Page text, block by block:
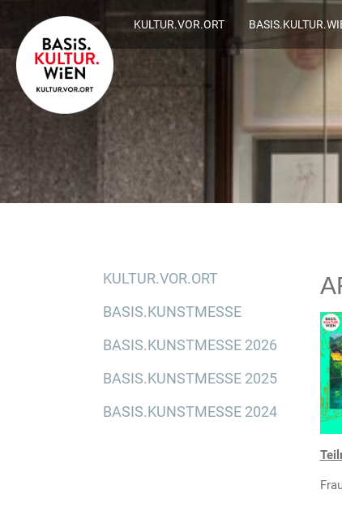
KULTUR.VOR.ORT
KULTUR.VOR.ORT
BASIS.KUNSTMESSE
BASIS.KUNSTMESSE 2026
BASIS.KUNSTMESSE 2025
BASIS.KUNSTMESSE 2024